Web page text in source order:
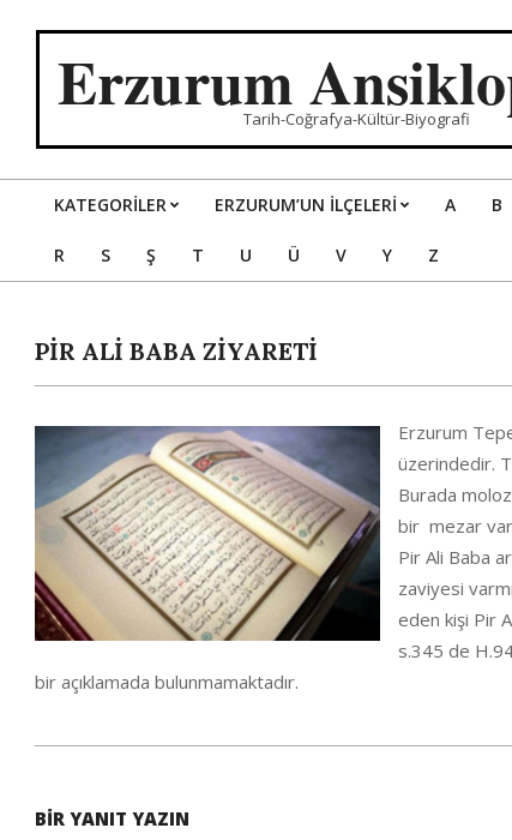
ErzurumTarih-Coğrafya-Kültür-Biyografi
Primary
Navigation
KATEGORILER ERZURUM’UN İLÇELERİ A B
R S Ş T U Ü V Y Z
PİR ALİ BABA ZİYARETİ
Erzurum
üzerindedir.
Burada
bir mezar
Pir Ali Baba
zaviyesi
eden kişi Pir
s.345 de
bir açıklamada bulunmamaktadır.
30
BIR YANIT YAZIN